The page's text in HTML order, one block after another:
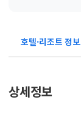
호텔·리조트 정보
상세정보